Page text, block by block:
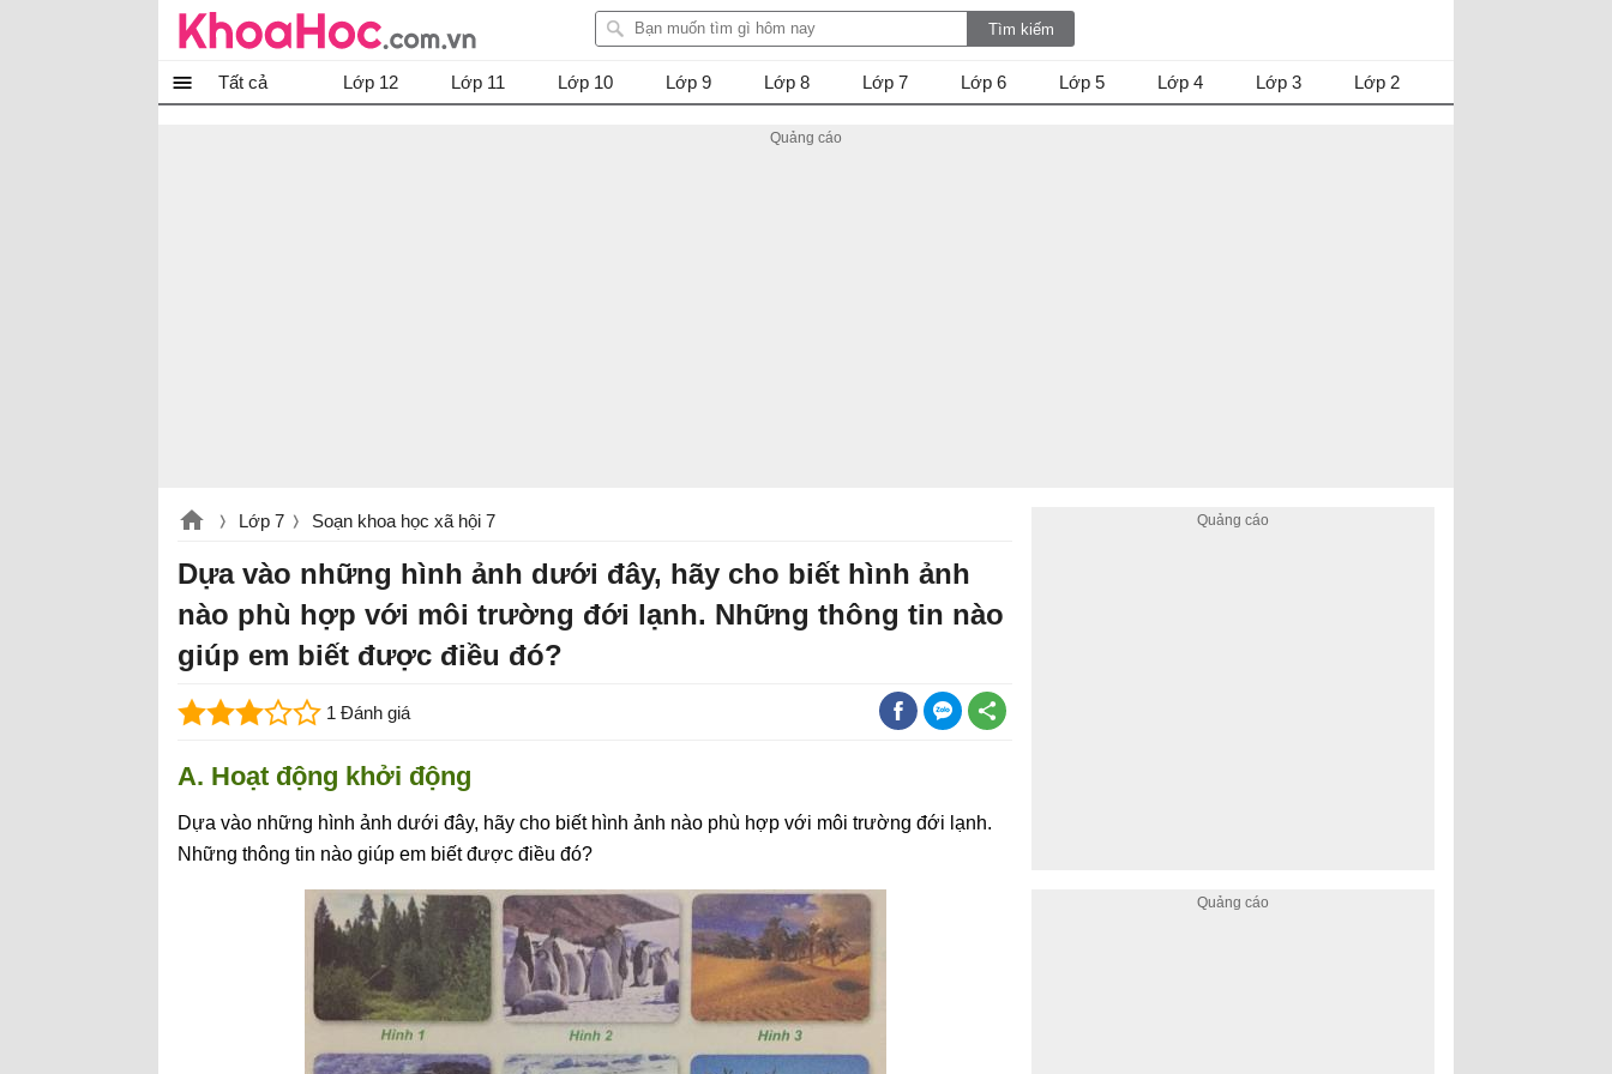
Tất cả Lớp 12 Lớp 11 Lớp 10 Lớp 9 Lớp 8 Lớp 7 Lớp 6 Lớp 5 Lớp 4 Lớp 3 Lớp 2
Lớp 7 Soạn khoa học xã hội 7
Dựa vào những hình ảnh dưới đây, hãy cho biết hình ảnh
nào phù hợp với môi trường đới lạnh. Những thông tin nào
giúp em biết được điều đó?
1 Đánh giá
A. Hoạt động khởi động
Dựa vào những hình ảnh dưới đây, hãy cho biết hình ảnh nào phù hợp với môi trường đới lạnh.
Những thông tin nào giúp em biết được điều đó?